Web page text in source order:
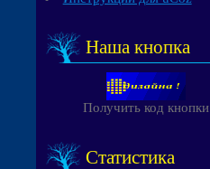
Наша кнопка
Получить код кнопки
Статистика